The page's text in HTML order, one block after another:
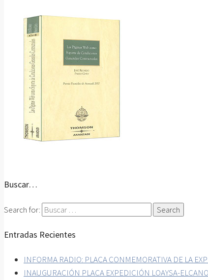
Buscar…
Search for:
Entradas Recientes
INFORMA RADIO: PLACA CONMEMORATIVA DE LA
INAUGURACIÓN PLACA EXPEDICIÓN LOAYSA-ELCANO